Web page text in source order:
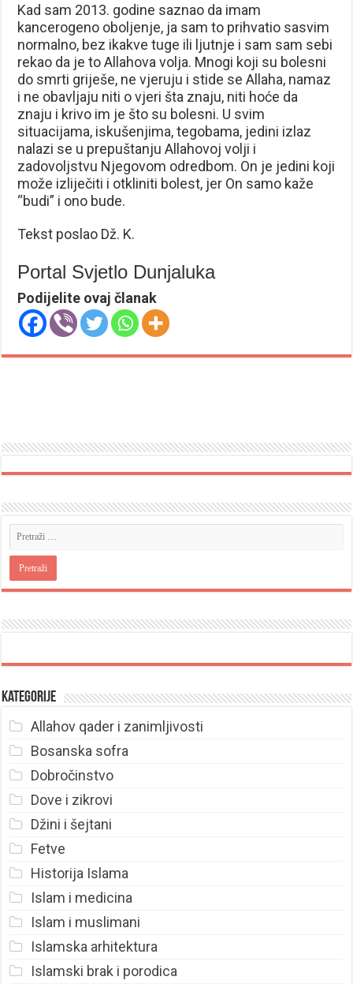
Kad sam 2013. godine saznao da imam
kancerogeno oboljenje, ja sam to prihvatio sasvim
normalno, bez ikakve tuge ili ljutnje i sam sam sebi
rekao da je to Allahova volja. Mnogi koji su bolesni
do smrti griješe, ne vjeruju i stide se Allaha, namaz
i ne obavljaju niti o vjeri šta znaju, niti hoće da
znaju i krivo im je što su bolesni. U svim
situacijama, iskušenjima, tegobama, jedini izlaz
nalazi se u prepuštanju Allahovoj volji i
zadovoljstvu Njegovom odredbom. On je jedini koji
može izliječiti i otkliniti bolest, jer On samo kaže
“budi” i ono bude.
Tekst poslao Dž. K.
Portal Svjetlo Dunjaluka
Podijelite ovaj članak
Kategorije
Allahov qader i zanimljivosti
Bosanska sofra
Dobročinstvo
Dove i zikrovi
Džini i šejtani
Fetve
Historija Islama
Islam i medicina
Islam i muslimani
Islamska arhitektura
Islamski brak i porodica